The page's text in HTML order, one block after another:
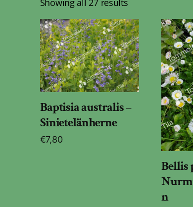
Showing all 27 results
Baptisia australis –
Sinietelänherne
€7,80
Bellis
n